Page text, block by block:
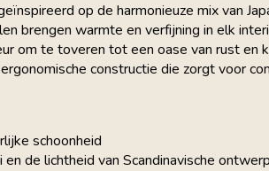
op de harmonieuze mix van
brengen warmte en verfijning in elk
om te toveren tot een oase van rust en
constructie die zorgt voor
schoonheid
de lichtheid van Scandinavische